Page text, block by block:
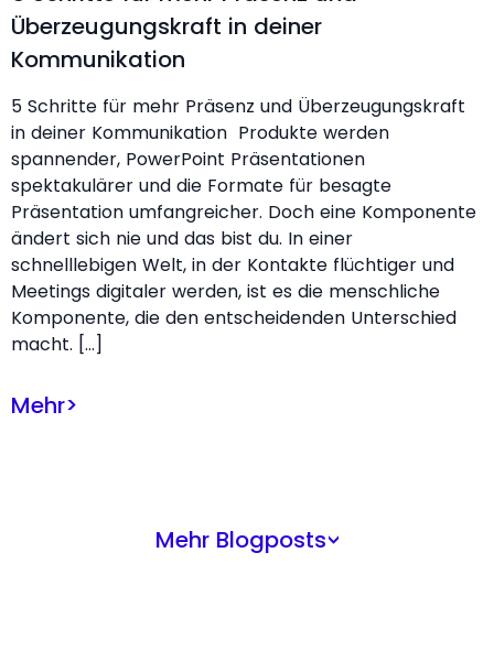
Überzeugungskraft in deiner
Kommunikation
5 Schritte für mehr Präsenz und Überzeugungskraft
in deiner Kommunikation Produkte werden
spannender, PowerPoint Präsentationen
spektakulärer und die Formate für besagte
Präsentation umfangreicher. Doch eine Komponente
ändert sich nie und das bist du. In einer
schnelllebigen Welt, in der Kontakte flüchtiger und
Meetings digitaler werden, ist es die menschliche
Komponente, die den entscheidenden Unterschied
macht. […]
Mehr>
Mehr Blogposts>